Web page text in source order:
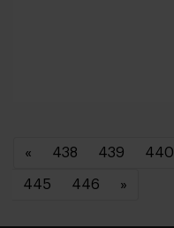
« 438 439 440
445 446 »